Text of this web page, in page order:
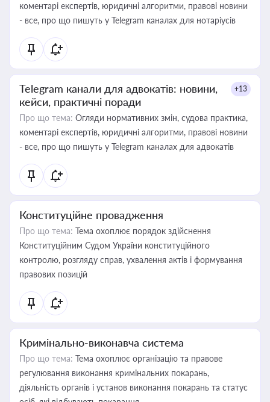
коментарі експертів, юридичні алгоритми, правові новини
- все, про що пишуть у Telegram каналах для нотаріусів
Telegram канали для адвокатів: новини,
кейси, практичні поради
+13
Про що тема: Огляди нормативних змін, судова практика,
коментарі експертів, юридичні алгоритми, правові новини
- все, про що пишуть у Telegram каналах для адвокатів
Конституційне провадження
Про що тема: Тема охоплює порядок здійснення
Конституційним Судом України конституційного
контролю, розгляду справ, ухвалення актів і формування
правових позицій
Кримінально-виконавча система
Про що тема: Тема охоплює організацію та правове
регулювання виконання кримінальних покарань,
діяльність органів і установ виконання покарань та статус